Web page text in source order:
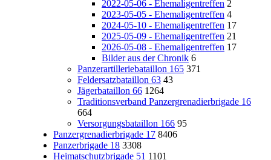
2022-05-06 - Ehemaligentreffen 2
2023-05-05 - Ehemaligentreffen 4
2024-05-10 - Ehemaligentreffen 17
2025-05-09 - Ehemaligentreffen 21
2026-05-08 - Ehemaligentreffen 17
Bilder aus der Chronik 6
Panzerartilleriebataillon 165 371
Feldersatzbataillon 63 43
Jägerbataillon 66 1264
Traditionsverband Panzergrenadierbrigade 16
664
Versorgungsbataillon 166 95
Panzergrenadierbrigade 17 8406
Panzerbrigade 18 3308
Heimatschutzbrigade 51 1101